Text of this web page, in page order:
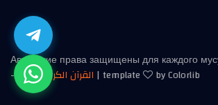
Авторские права защищены для каждого
- 2026 القرآن الكريم | template by Colorlib